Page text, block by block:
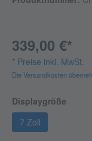
339,00 €*
* Preise inkl. MwSt.
Die Versandkosten
Displaygröße
7 Zoll